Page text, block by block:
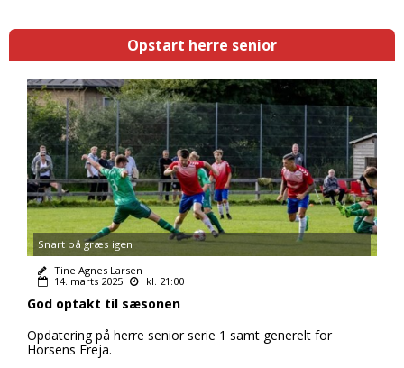
Opstart herre senior
Snart på græs igen
Tine Agnes Larsen
14. marts 2025
kl. 21:00
God optakt til sæsonen
Opdatering på herre senior serie 1 samt generelt for
Horsens Freja.